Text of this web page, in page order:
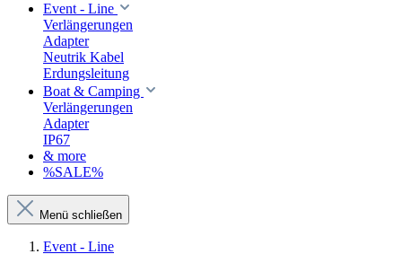
Event - Line
Verlängerungen
Adapter
Neutrik Kabel
Erdungsleitung
Boat & Camping
Verlängerungen
Adapter
IP67
& more
%SALE%
Menü schließen
Event - Line